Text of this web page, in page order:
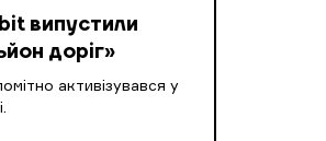
випустили
доріг»
активізувався у